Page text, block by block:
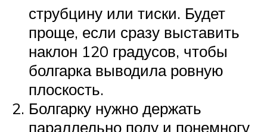
струбцину или тиски. Будет
проще, если сразу выставить
наклон 120 градусов, чтобы
болгарка выводила ровную
плоскость.
Болгарку нужно держать
параллельно полу и понемногу